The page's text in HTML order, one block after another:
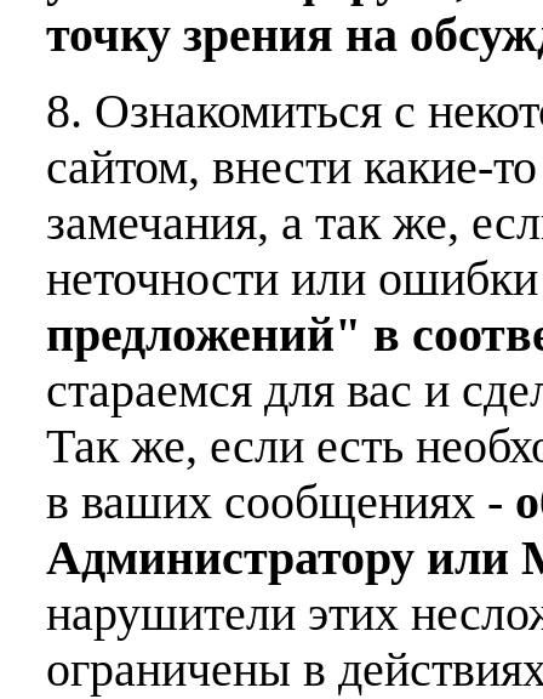
точку зрения на
8. Ознакомиться с
сайтом, внести какие-
замечания, а так же,
неточности или
предложений" в
стараемся для вас и
Так же, если есть
в ваших сообщениях -
Администратору или
нарушители этих
ограничены в